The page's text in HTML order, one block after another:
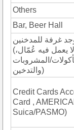
Others
Bar, Beer Hall
غرفة للمدخنين
(مقاعد للمدخنين في مطعم لا يعمل فيه عُمّال،
المشروبات
والتدخين)
Credit Cards
Card ,
Suica/PASMO)